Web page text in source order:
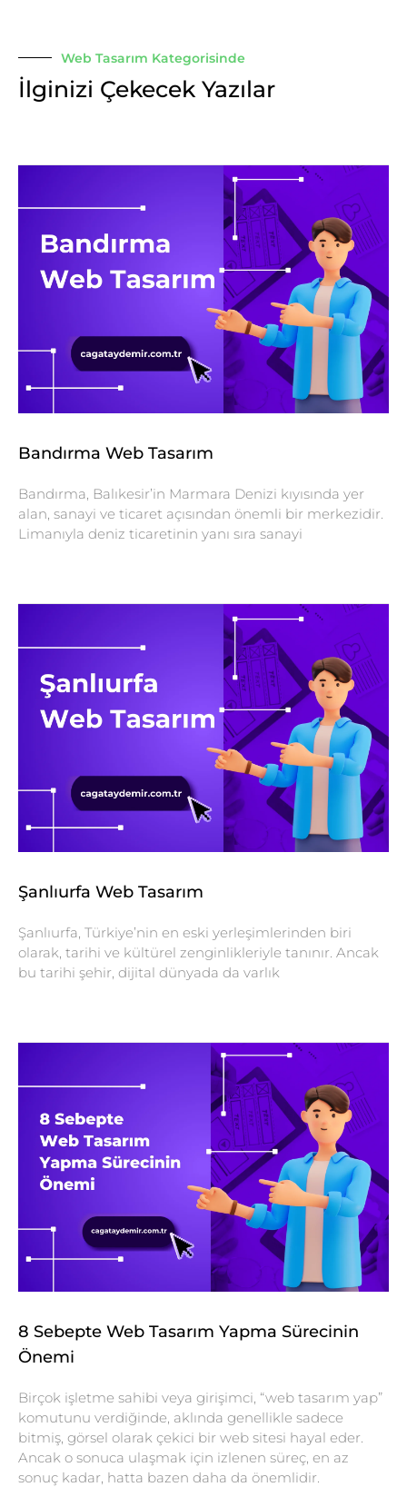
Web Tasarım Kategorisinde
İlginizi Çekecek Yazılar
Bandırma Web Tasarım
Bandırma, Balıkesir’in Marmara Denizi kıyısında yer
alan, sanayi ve ticaret açısından önemli bir merkezidir.
Limanıyla deniz ticaretinin yanı sıra sanayi
Şanlıurfa Web Tasarım
Şanlıurfa, Türkiye’nin en eski yerleşimlerinden biri
olarak, tarihi ve kültürel zenginlikleriyle tanınır. Ancak
bu tarihi şehir, dijital dünyada da varlık
8 Sebepte Web Tasarım Yapma Sürecinin
Önemi
Birçok işletme sahibi veya girişimci, “web tasarım yap”
komutunu verdiğinde, aklında genellikle sadece
bitmiş, görsel olarak çekici bir web sitesi hayal eder.
Ancak o sonuca ulaşmak için izlenen süreç, en az
sonuç kadar, hatta bazen daha da önemlidir.